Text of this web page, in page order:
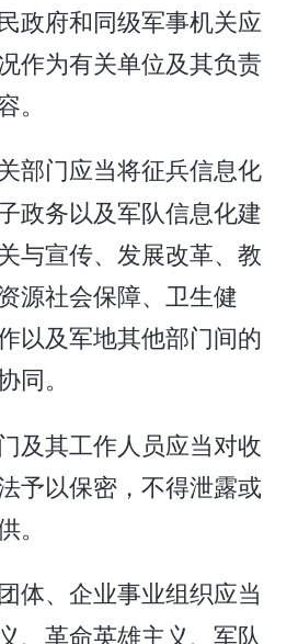
政府和同级军事机关应
作为有关单位及其负责
。
部门应当将征兵信息化
政务以及军队信息化建
与宣传、发展改革、教
源社会保障、卫生健
以及军地其他部门间的
同。
及其工作人员应当对收
予以保密，不得泄露或
体、企业事业组织应当
、革命英雄主义、军队